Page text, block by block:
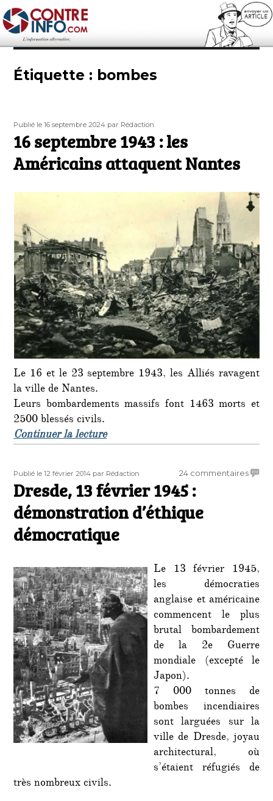
Contre-Info
Étiquette : bombes
Publié
le
Publié le 16 septembre 2024 Auteur
par Rédaction
16 septembre 1943 : les
Américains attaquent Nantes
Le 16 et le 23 septembre 1943, les Alliés ravagent
la ville de Nantes.
Leurs bombardements massifs font 1463 morts et
2500 blessés civils.
Continuer la lecturede « 16 septembre 1943 : les
Publié
le
Publié le 12 février 2014 Auteur
par Rédaction 24 commentairessur
Dresde, 13 février 1945 :
démonstration d’éthique
démocratique
Le 13 février 1945,
les démocraties
anglaise et américaine
commencent le plus
brutal bombardement
de la 2e Guerre
mondiale (excepté le
Japon).
7 000 tonnes de
bombes incendiaires
sont larguées sur la
ville de Dresde, joyau
architectural, où
s’étaient réfugiés de
très nombreux civils.